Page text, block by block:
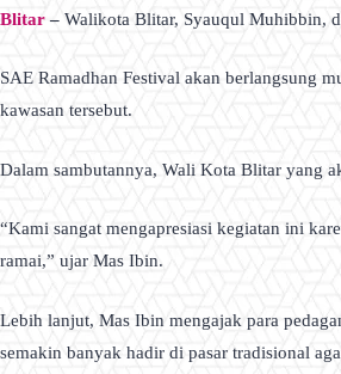
Blitar– Walikota Blitar, Syauqul Muhibbin,
SAE Ramadhan Festival akan berlangsung
kawasan tersebut.
Dalam sambutannya, Wali Kota Blitar yang
“Kami sangat mengapresiasi kegiatan ini
ramai,” ujar Mas Ibin.
Lebih lanjut, Mas Ibin mengajak para
semakin banyak hadir di pasar tradisional